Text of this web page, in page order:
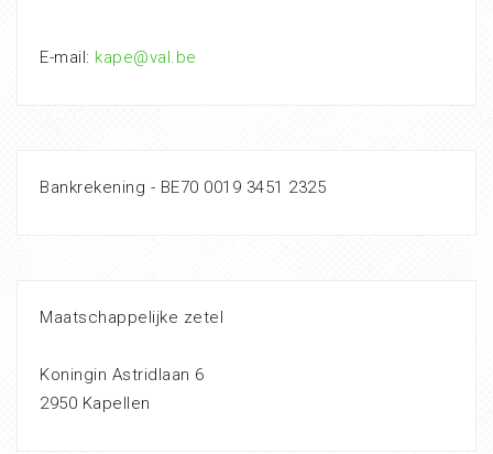
E-mail: kape@val.be
Bankrekening - BE70 0019 3451 2325
Maatschappelijke zetel
Koningin Astridlaan 6
2950 Kapellen